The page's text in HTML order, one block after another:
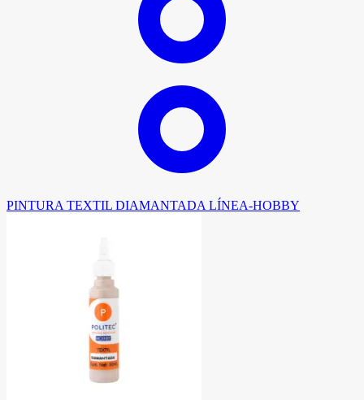
PINTURA TEXTIL DIAMANTADA LÍNEA-HOBBY